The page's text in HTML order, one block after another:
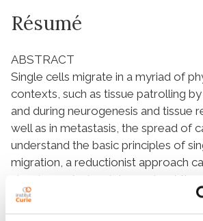
Résumé
ABSTRACT
Single cells migrate in a myriad of
contexts, such as tissue patrolling by
and during neurogenesis and tissue
well as in metastasis, the spread of
understand the basic principles of
migration, a reductionist approach
aims to control and deconstruct
different cellular microenvironments
elementary constrains that can be